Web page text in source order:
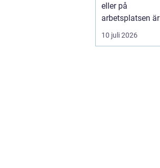
eller på
arbetsplatsen är
ofta en nödv&a...
10 juli 2026